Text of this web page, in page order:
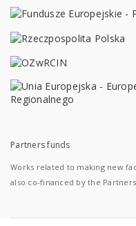
Partners funds
Works related to making new
also co-financed by the